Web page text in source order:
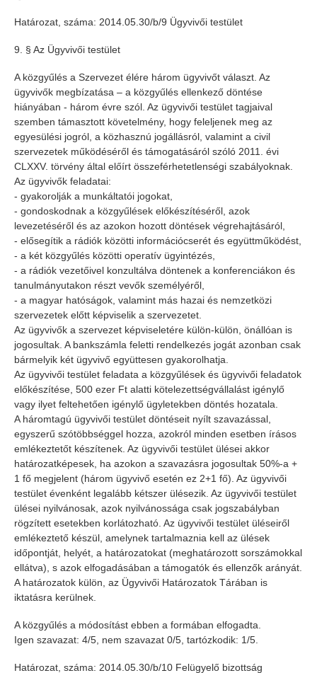
Határozat, száma: 2014.05.30/b/9 Ügyvivői testület
9. § Az Ügyvivői testület
A közgyűlés a Szervezet élére három ügyvivőt választ. Az
ügyvivők megbízatása – a közgyűlés ellenkező döntése
hiányában - három évre szól. Az ügyvivői testület tagjaival
szemben támasztott követelmény, hogy feleljenek meg az
egyesülési jogról, a közhasznú jogállásról, valamint a civil
szervezetek működéséről és támogatásáról szóló 2011. évi
CLXXV. törvény által előírt összeférhetetlenségi szabályoknak.
Az ügyvivők feladatai:
- gyakorolják a munkáltatói jogokat,
- gondoskodnak a közgyűlések előkészítéséről, azok
levezetéséről és az azokon hozott döntések végrehajtásáról,
- elősegítik a rádiók közötti információcserét és együttműködést,
- a két közgyűlés közötti operatív ügyintézés,
- a rádiók vezetőivel konzultálva döntenek a konferenciákon és
tanulmányutakon részt vevők személyéről,
- a magyar hatóságok, valamint más hazai és nemzetközi
szervezetek előtt képviselik a szervezetet.
Az ügyvivők a szervezet képviseletére külön-külön, önállóan is
jogosultak. A bankszámla feletti rendelkezés jogát azonban csak
bármelyik két ügyvivő együttesen gyakorolhatja.
Az ügyvivői testület feladata a közgyűlések és ügyvivői feladatok
előkészítése, 500 ezer Ft alatti kötelezettségvállalást igénylő
vagy ilyet feltehetően igénylő ügyletekben döntés hozatala.
A háromtagú ügyvivői testület döntéseit nyílt szavazással,
egyszerű szótöbbséggel hozza, azokról minden esetben írásos
emlékeztetőt készítenek. Az ügyvivői testület ülései akkor
határozatképesek, ha azokon a szavazásra jogosultak 50%-a +
1 fő megjelent (három ügyvivő esetén ez 2+1 fő). Az ügyvivői
testület évenként legalább kétszer ülésezik. Az ügyvivői testület
ülései nyilvánosak, azok nyilvánossága csak jogszabályban
rögzített esetekben korlátozható. Az ügyvivői testület üléseiről
emlékeztető készül, amelynek tartalmaznia kell az ülések
időpontját, helyét, a határozatokat (meghatározott sorszámokkal
ellátva), s azok elfogadásában a támogatók és ellenzők arányát.
A határozatok külön, az Ügyvivői Határozatok Tárában is
iktatásra kerülnek.
A közgyűlés a módosítást ebben a formában elfogadta.
Igen szavazat: 4/5, nem szavazat 0/5, tartózkodik: 1/5.
Határozat, száma: 2014.05.30/b/10 Felügyelő bizottság